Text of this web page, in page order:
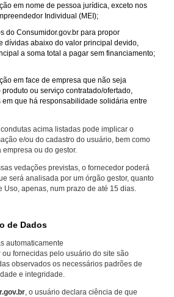
em nome de pessoa jurídica, exceto nos
Individual (MEI);
do Consumidor.gov.br para propor
dívidas abaixo do valor principal devido,
a soma total a pagar sem financiamento;
em face de empresa que não seja
ou serviço contratado/ofertado,
em que há responsabilidade solidária entre
acima listadas pode implicar o
e/ou do cadastro do usuário, bem como
ou do gestor.
vedações previstas, o fornecedor poderá
será analisada por um órgão gestor, quanto
Uso, apenas, num prazo de até 15 dias.
de Dados
automaticamente
ou fornecidas pelo usuário do site são
observados os necessários padrões de
e integridade.
, o usuário declara ciência de que